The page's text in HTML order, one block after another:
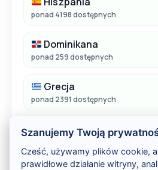
ponad 4198 dostępnych
Dominikana
ponad 259 dostępnych
Grecja
ponad 2391 dostępnych
Cypr
ponad 1281 dostępnych
Szanujemy Twoją
Cześć, używamy plików cookie,
prawidłowe działanie witryny,